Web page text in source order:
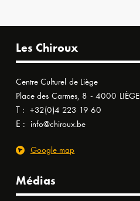
Les Chiroux
Centre Culturel de Liège
Place des Carmes, 8 - 4000 LIÈGE
T : +32(0)4 223 19 60
E : info@chiroux.be
Google map
Médias